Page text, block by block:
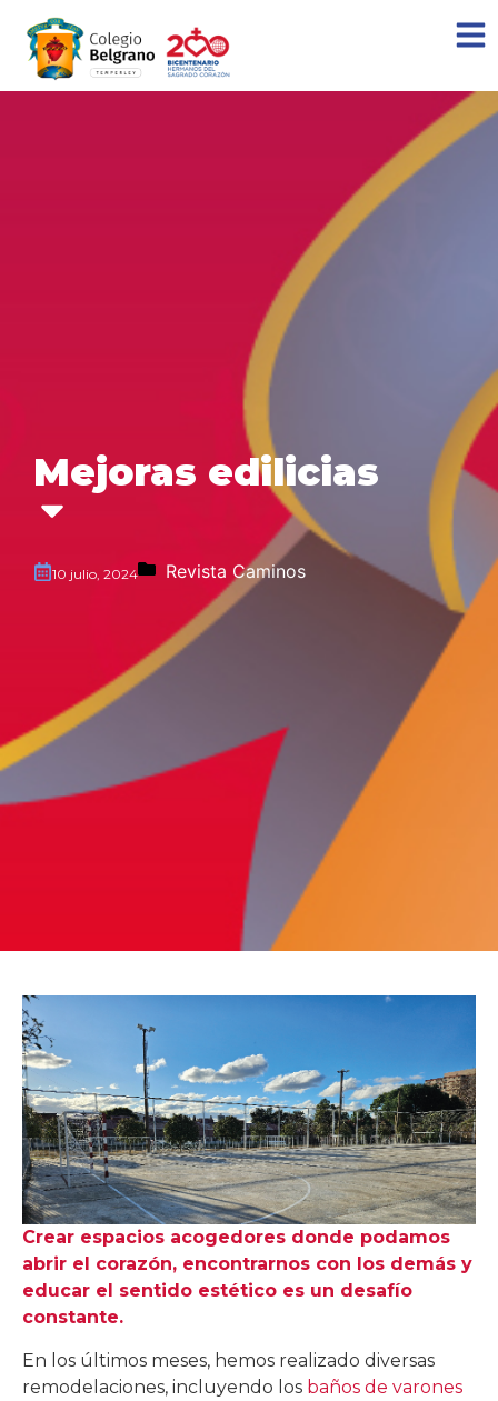
Mejoras edilicias
10 julio, 2024 Revista Caminos
Crear espacios acogedores donde podamos
abrir el corazón, encontrarnos con los demás y
educar el sentido estético es un desafío
constante.
En los últimos meses, hemos realizado diversas
remodelaciones, incluyendo los baños de varones